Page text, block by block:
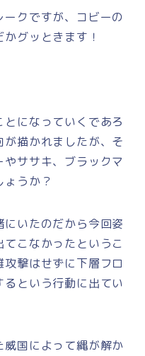
クですが、コビーの
グッときます！
になっていくであろ
描かれましたが、そ
ササキ、ブラックマ
ょうか？
いたのだから今回姿
こなかったというこ
撃はせずに下層フロ
という行動に出てい
国によって縄が解か